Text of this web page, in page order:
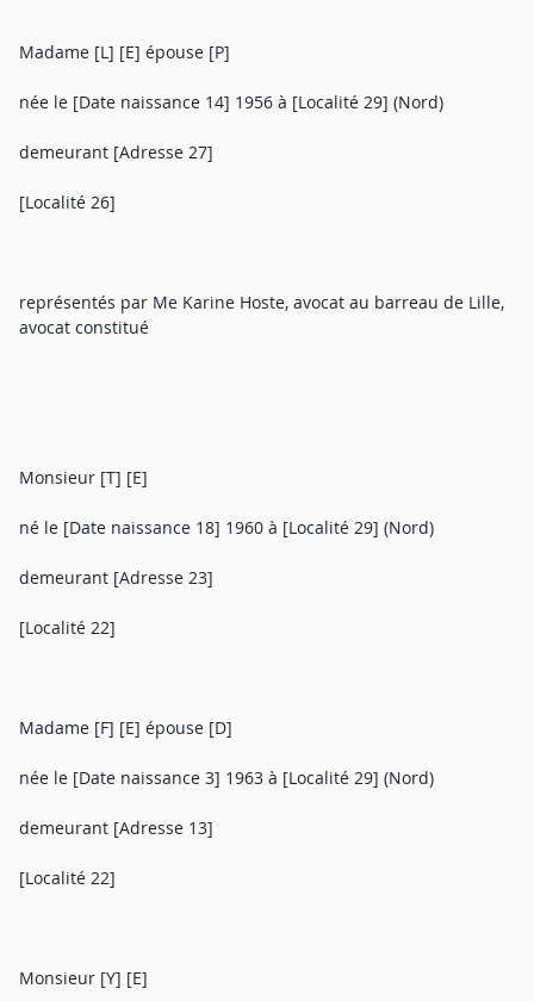
Madame [L] [E] épouse [P]
née le [Date naissance 14] 1956 à [Localité 29] (Nord)
demeurant [Adresse 27]
[Localité 26]
représentés par Me Karine Hoste, avocat au barreau de Lille,
avocat constitué
Monsieur [T] [E]
né le [Date naissance 18] 1960 à [Localité 29] (Nord)
demeurant [Adresse 23]
[Localité 22]
Madame [F] [E] épouse [D]
née le [Date naissance 3] 1963 à [Localité 29] (Nord)
demeurant [Adresse 13]
[Localité 22]
Monsieur [Y] [E]